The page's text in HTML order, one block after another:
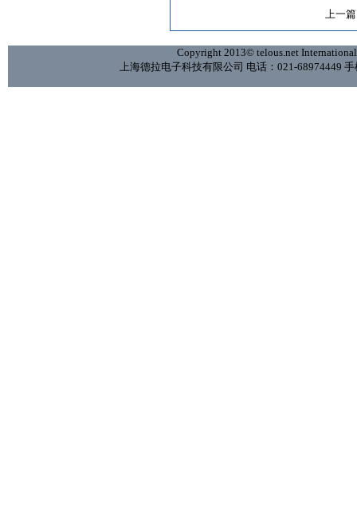
上一
Copyright 2013© telous.net
上海德拉电子科技有限公司 电话：021-68974449